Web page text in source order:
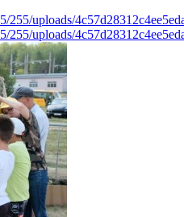
255/uploads/
255/uploads/